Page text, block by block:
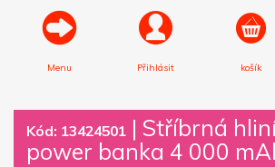
Menu Přihlásit košík
Kód: 13424501 | Stříbrná
power banka 4 000